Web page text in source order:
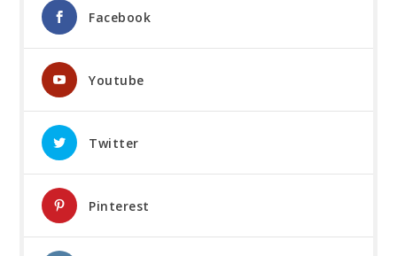
Facebook
Youtube
Twitter
Pinterest